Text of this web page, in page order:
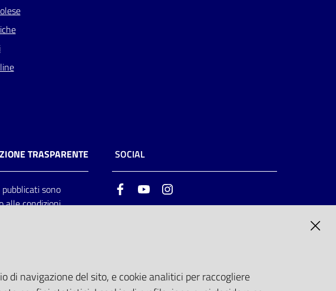
TRASPARENTE
sono
alle condizioni
SOCIAL
FacebookYoutube
di navigazione del sito, e cookie analitici per raccogliere